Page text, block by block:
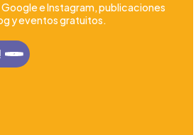
e Instagram, publicaciones
y eventos gratuitos.